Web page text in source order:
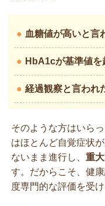
● 血糖値が高いと言
● HbA1cが基準値を
● 経過観察と言われ
そのような方はいら
はほとんど自覚症状
ないまま進行し、重
す。だからこそ、健
度専門的な評価を受